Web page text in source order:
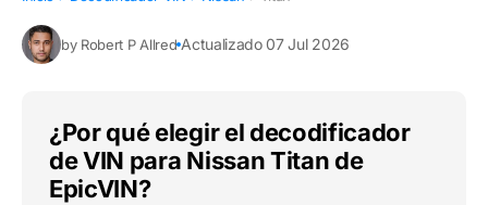
by Robert P Allred Actualizado 07 Jul 2026
¿Por qué elegir el decodificador
de VIN para Nissan Titan de
EpicVIN?